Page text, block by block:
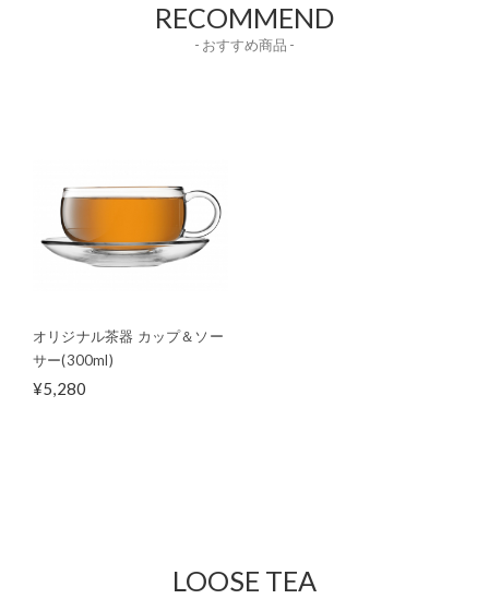
RECOMMEND
- おすすめ商品 -
オリジナル茶器 カップ＆ソー
サー(300ml)
¥5,280
LOOSE TEA